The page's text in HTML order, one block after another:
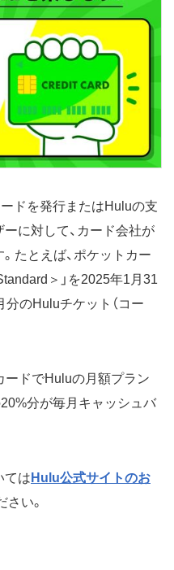
ドを発行またはHuluの支
に対して、カード会社が
たとえば、ポケットカー
＞」を2025年1月31
分のHuluチケット（コー
ードでHuluの月額プラン
分が毎月キャッシュバ
ては Hulu公式サイトのお
さい。